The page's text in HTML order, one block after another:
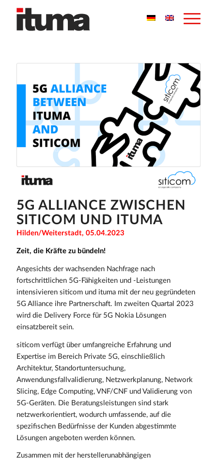
5G ALLIANCE ZWISCHEN
SITICOM UND ITUMA
Hilden/Weiterstadt, 05.04.2023
Zeit, die Kräfte zu bündeln!
Angesichts der wachsenden Nachfrage nach
fortschrittlichen 5G-Fähigkeiten und -Leistungen
intensivieren siticom und ituma mit der neu gegründeten
5G Alliance ihre Partnerschaft. Im zweiten Quartal 2023
wird die Delivery Force für 5G Nokia Lösungen
einsatzbereit sein.
siticom verfügt über umfangreiche Erfahrung und
Expertise im Bereich Private 5G, einschließlich
Architektur, Standortuntersuchung,
Anwendungsfallvalidierung, Netzwerkplanung, Network
Slicing, Edge Computing, VNF/CNF und Validierung von
5G-Geräten. Die Beratungsleistungen sind stark
netzwerkorientiert, wodurch umfassende, auf die
spezifischen Bedürfnisse der Kunden abgestimmte
Lösungen angeboten werden können.
Zusammen mit der herstellerunabhängigen